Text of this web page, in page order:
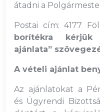
átadni a
Postai cím: 4177
borítékra
ajánlata”
A vételi ajánlat
Az ajánlatokat a
és Ügyrendi